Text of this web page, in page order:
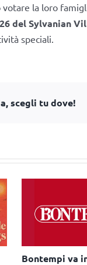
la loro
del Sylvanian
speciali.
scegli tu dove!
Uniti riporta i